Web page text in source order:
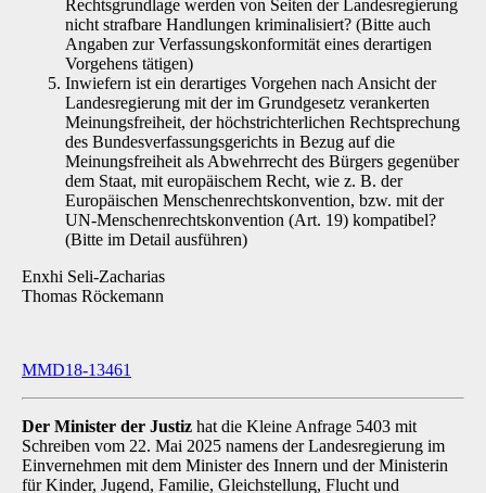
Rechtsgrundlage werden von Seiten der Landesregierung
nicht strafbare Handlungen kriminalisiert? (Bitte auch
Angaben zur Verfassungskonformität eines derartigen
Vorgehens tätigen)
Inwiefern ist ein derartiges Vorgehen nach Ansicht der
Landesregierung mit der im Grundgesetz verankerten
Meinungsfreiheit, der höchstrichterlichen Rechtsprechung
des Bundesverfassungsgerichts in Bezug auf die
Meinungsfreiheit als Abwehrrecht des Bürgers gegenüber
dem Staat, mit europäischem Recht, wie z. B. der
Europäischen Menschenrechtskonvention, bzw. mit der
UN-Menschenrechtskonvention (Art. 19) kompatibel?
(Bitte im Detail ausführen)
Enxhi Seli-Zacharias
Thomas Röckemann
MMD18-13461
Der Minister der Justiz hat die Kleine Anfrage 5403 mit
Schreiben vom 22. Mai 2025 namens der Landesregierung im
Einvernehmen mit dem Minister des Innern und der Ministerin
für Kin­der, Jugend, Familie, Gleichstellung, Flucht und